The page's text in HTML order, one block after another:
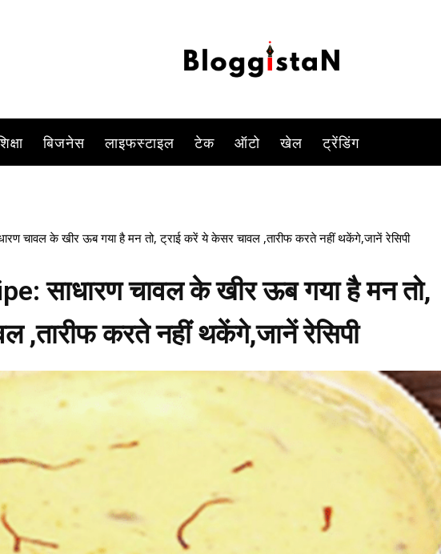
बिजनेस लाइफस्टाइल टेक ऑटो खेल ट्रेंडिंग
चावल के खीर ऊब गया है मन तो, ट्राई करें ये केसर चावल ,तारीफ करते नहीं थकेंगे,जानें रेसिपी
साधारण चावल के खीर ऊब गया है मन तो,
,तारीफ करते नहीं थकेंगे,जानें रेसिपी